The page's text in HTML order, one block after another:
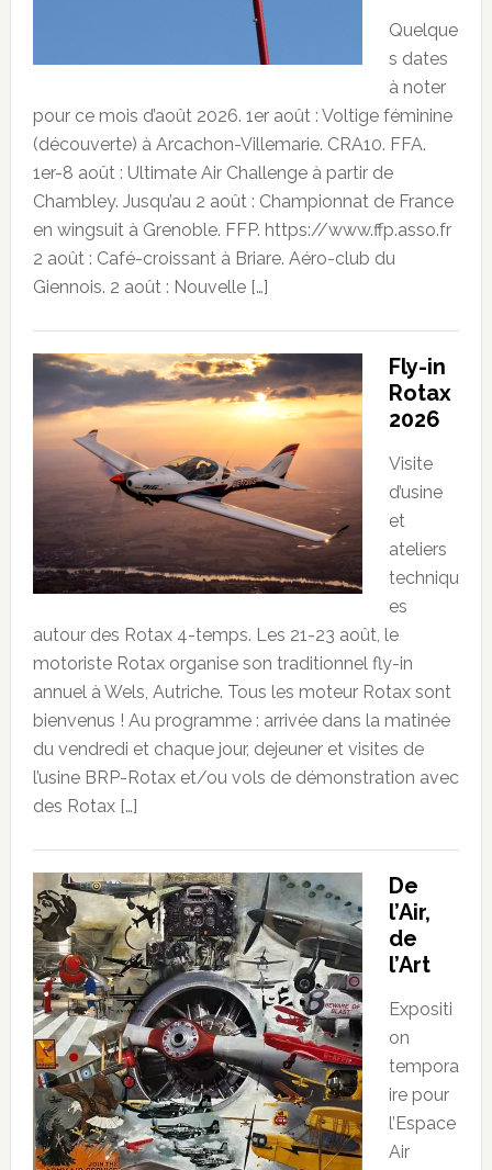
Quelque
s dates
à noter
pour ce mois d’août 2026. 1er août : Voltige féminine
(découverte) à Arcachon-Villemarie. CRA10. FFA.
1er-8 août : Ultimate Air Challenge à partir de
Chambley. Jusqu’au 2 août : Championnat de France
en wingsuit à Grenoble. FFP. https://www.ffp.asso.fr
2 août : Café-croissant à Briare. Aéro-club du
Giennois. 2 août : Nouvelle […]
Fly-in
Rotax
2026
Visite
d’usine
et
ateliers
techniqu
es
autour des Rotax 4-temps. Les 21-23 août, le
motoriste Rotax organise son traditionnel fly-in
annuel à Wels, Autriche. Tous les moteur Rotax sont
bienvenus ! Au programme : arrivée dans la matinée
du vendredi et chaque jour, dejeuner et visites de
l’usine BRP-Rotax et/ou vols de démonstration avec
des Rotax […]
De
l’Air,
de
l’Art
Expositi
on
tempora
ire pour
l’Espace
Air